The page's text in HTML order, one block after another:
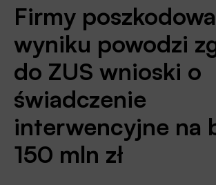
Firmy
wyniku powodzi
do ZUS wnioski o
świadczenie
interwencyjne na
150 mln zł